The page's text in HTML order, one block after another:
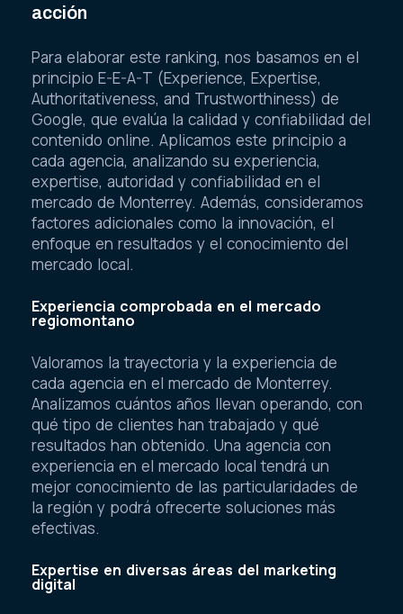
acción
Para elaborar este ranking, nos basamos en el
principio E-E-A-T (Experience, Expertise,
Authoritativeness, and Trustworthiness) de
Google, que evalúa la calidad y confiabilidad del
contenido online. Aplicamos este principio a
cada agencia, analizando su experiencia,
expertise, autoridad y confiabilidad en el
mercado de Monterrey. Además, consideramos
factores adicionales como la innovación, el
enfoque en resultados y el conocimiento del
mercado local.
Experiencia comprobada en el mercado
regiomontano
Valoramos la trayectoria y la experiencia de
cada agencia en el mercado de Monterrey.
Analizamos cuántos años llevan operando, con
qué tipo de clientes han trabajado y qué
resultados han obtenido. Una agencia con
experiencia en el mercado local tendrá un
mejor conocimiento de las particularidades de
la región y podrá ofrecerte soluciones más
efectivas.
Expertise en diversas áreas del marketing
digital